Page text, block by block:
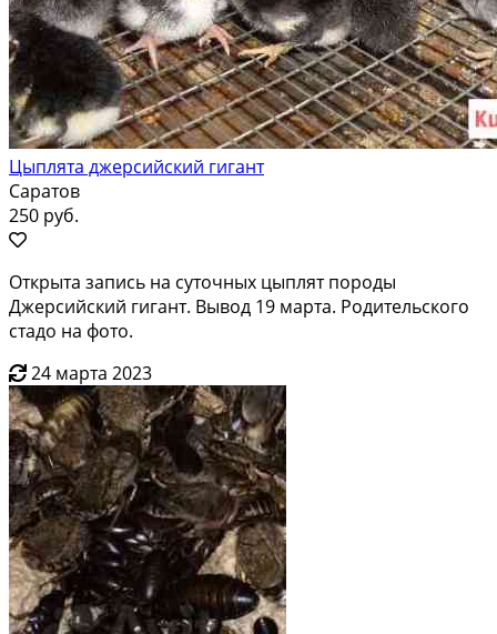
Цыплята джерсийский гигант
Саратов
250 руб.
Открыта запись на суточных цыплят породы
Джерсийский гигант. Вывод 19 марта. Родительского
стадо на фото.
24 марта 2023